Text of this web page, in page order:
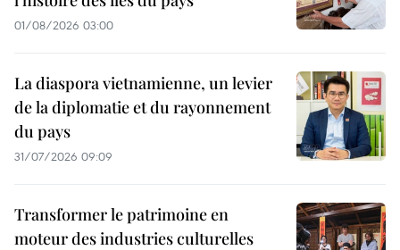
01/08/2026 03:00
La diaspora vietnamienne, un levier
de la diplomatie et du rayonnement
du pays
31/07/2026 09:09
Transformer le patrimoine en
moteur des industries culturelles